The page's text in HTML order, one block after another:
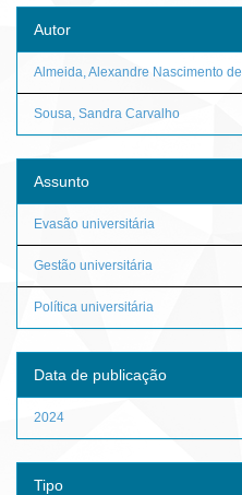
Autor
Almeida, Alexandre Nascimento de
Sousa, Sandra Carvalho
Assunto
Evasão universitária
Gestão universitária
Política universitária
Data de publicação
2024
Tipo